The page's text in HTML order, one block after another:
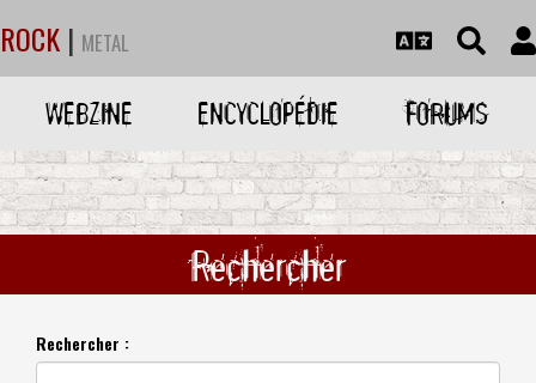
ROCK | METAL
WEBZINE ENCYCLOPÉDIE FORUMS
Rechercher
Rechercher :